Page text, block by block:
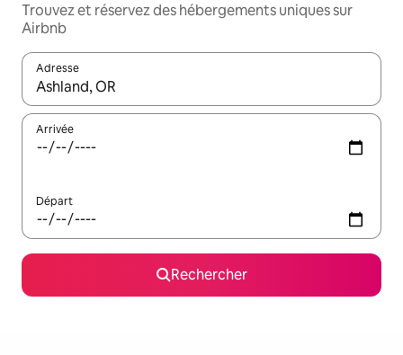
Trouvez et réservez des hébergements uniques sur
Airbnb
Adresse
Lorsque les résultats s'affichent, utilisez les flèches vers le
Arrivée
Départ
Rechercher